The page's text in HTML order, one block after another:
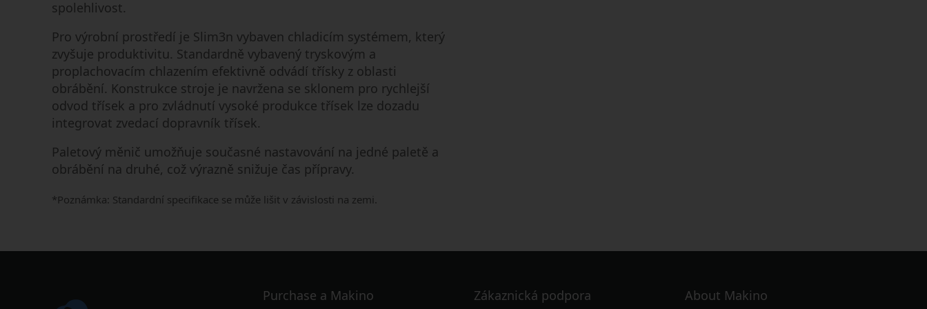
spolehlivost.
Pro výrobní prostředí je Slim3n vybaven chladicím systémem, který
zvyšuje produktivitu. Standardně vybavený tryskovým a
proplachovacím chlazením efektivně odvádí třísky z oblasti
obrábění. Konstrukce stroje je navržena se sklonem pro rychlejší
odvod třísek a pro zvládnutí vysoké produkce třísek lze dozadu
integrovat zvedací dopravník třísek.
Paletový měnič umožňuje současné nastavování na jedné paletě a
obrábění na druhé, což výrazně snižuje čas přípravy.
*Poznámka: Standardní specifikace se může lišit v závislosti na zemi.
Purchase a Makino Zákaznická podpora About Makino